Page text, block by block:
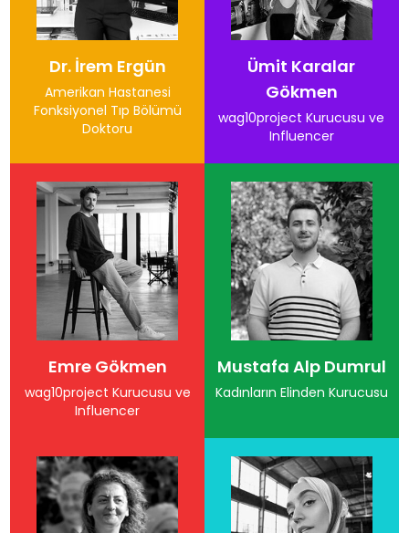
Dr. İrem Ergün
Amerikan Hastanesi
Fonksiyonel Tıp Bölümü
Doktoru
Ümit Karalar
Gökmen
wag10project Kurucusu ve
Influencer
Emre Gökmen
wag10project Kurucusu ve
Influencer
Mustafa Alp Dumrul
Kadınların Elinden Kurucusu